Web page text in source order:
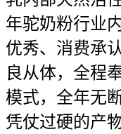
年驼奶粉行业
优秀、消费承
良从体，全程
模式，全年无
凭仗过硬的产